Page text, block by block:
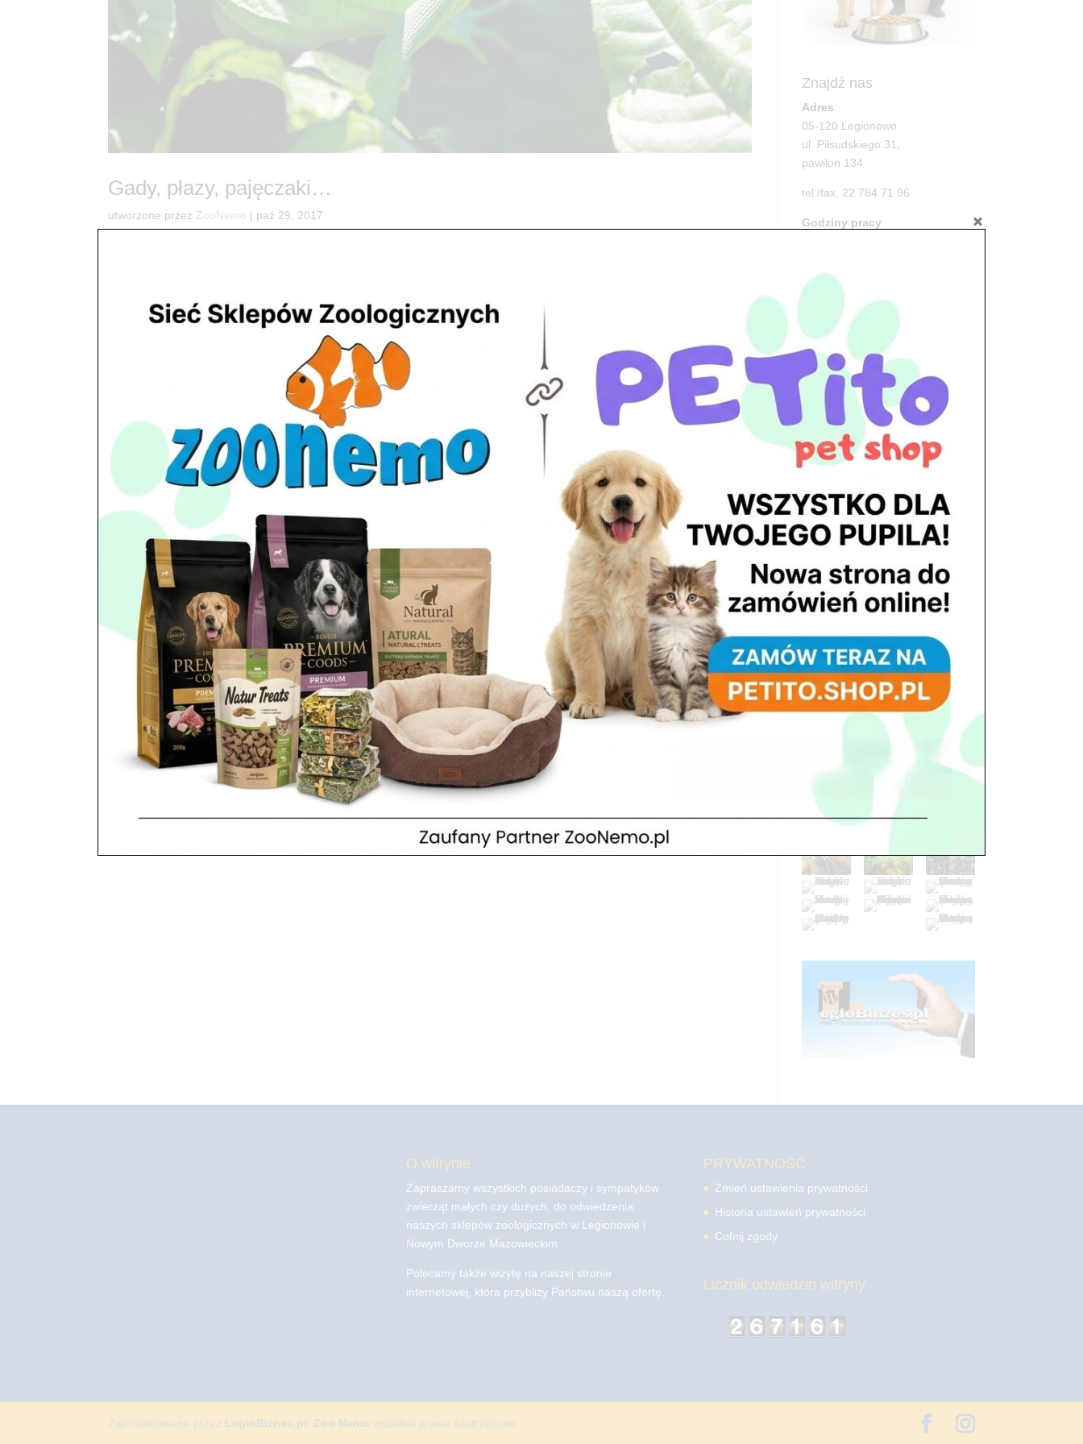
Gady, płazy, pajęczaki…
utworzone przez ZooNemo | paź 29, 2017
Znajdź nas
Adres
05-120 Legionowo
ul. Piłsudskiego 31,
pawilon 134
tel./fax. 22 784 71 96
Godziny pracy
niedz. zamknięte
05-100 Nowy Dwór Mazowiecki
ul. Leśna 2
tel. 503 900 215
Godziny pracy
pon. – piąt. 10.00 – 19.00
sob. 8.00 – 15.00
O witrynie
Zapraszamy wszystkich posiadaczy i sympatyków
zwierząt małych czy dużych, do odwiedzenia
naszych sklepów zoologicznych w Legionowie i
Nowym Dworze Mazowieckim
Polecamy także wizytę na naszej stronie
internetowej, która przybliży Państwu naszą ofertę.
PRYWATNOŚĆ
Zmień ustawienia prywatności
Historia ustawień prywatności
Cofnij zgody
Licznik odwiedzin witryny
Zaprojektowane przez LegioBiznes.pl/ Zoo Nemo wszelkie prawa zastrzeżone